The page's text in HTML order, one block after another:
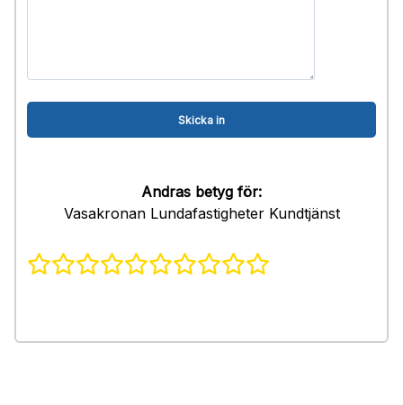
Andras betyg för:
Vasakronan Lundafastigheter Kundtjänst